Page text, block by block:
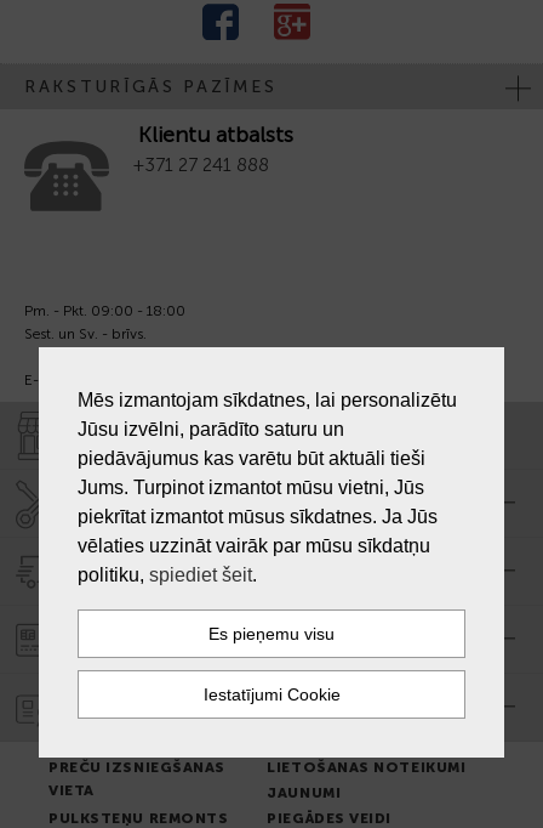
RAKSTURĪGĀS PAZĪMES
Klientu atbalsts
+371 27 241 888
Pm. - Pkt. 09:00 - 18:00
Sest. un Sv. - brīvs.
E-pasts:
VEIKALI "LAIKS"
SERVISA CENTRS "LAIKS"
PIEGĀDE
PASŪTĪJUMA APMAKSA
GARANTIJA
PREČU IZSNIEGŠANAS
VIETA
LIETOŠANAS NOTEIKUMI
JAUNUMI
PULKSTEŅU REMONTS
PIEGĀDES VEIDI
Mēs izmantojam sīkdatnes, lai personalizētu
Jūsu izvēlni, parādīto saturu un
piedāvājumus kas varētu būt aktuāli tieši
Jums. Turpinot izmantot mūsu vietni, Jūs
piekrītat izmantot mūsus sīkdatnes. Ja Jūs
vēlaties uzzināt vairāk par mūsu sīkdatņu
politiku, spiediet šeit.